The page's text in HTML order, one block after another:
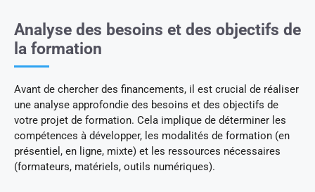
Analyse des besoins et des objectifs de
la formation
Avant de chercher des financements, il est crucial de réaliser
une analyse approfondie des besoins et des objectifs de
votre projet de formation. Cela implique de déterminer les
compétences à développer, les modalités de formation (en
présentiel, en ligne, mixte) et les ressources nécessaires
(formateurs, matériels, outils numériques).